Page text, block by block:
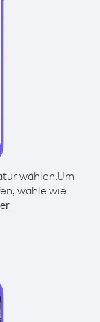
wählen.Um
wähle wie